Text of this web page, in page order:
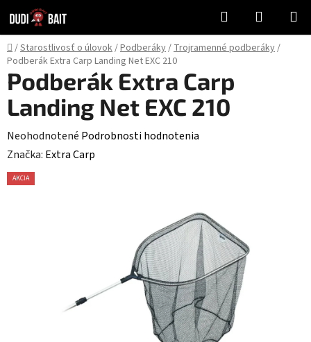
na
obsah
Hľadať
KOŠÍK
Domov
/Starostlivosť o úlovok/Podberáky/Trojramenné podberáky/
Podberák Extra Carp Landing Net EXC 210
Podberák Extra Carp
Landing Net EXC 210
Priemerné
hodnotenie
produktu
Neohodnotené Podrobnosti hodnotenia
Značka: Extra Carp
AKCIA